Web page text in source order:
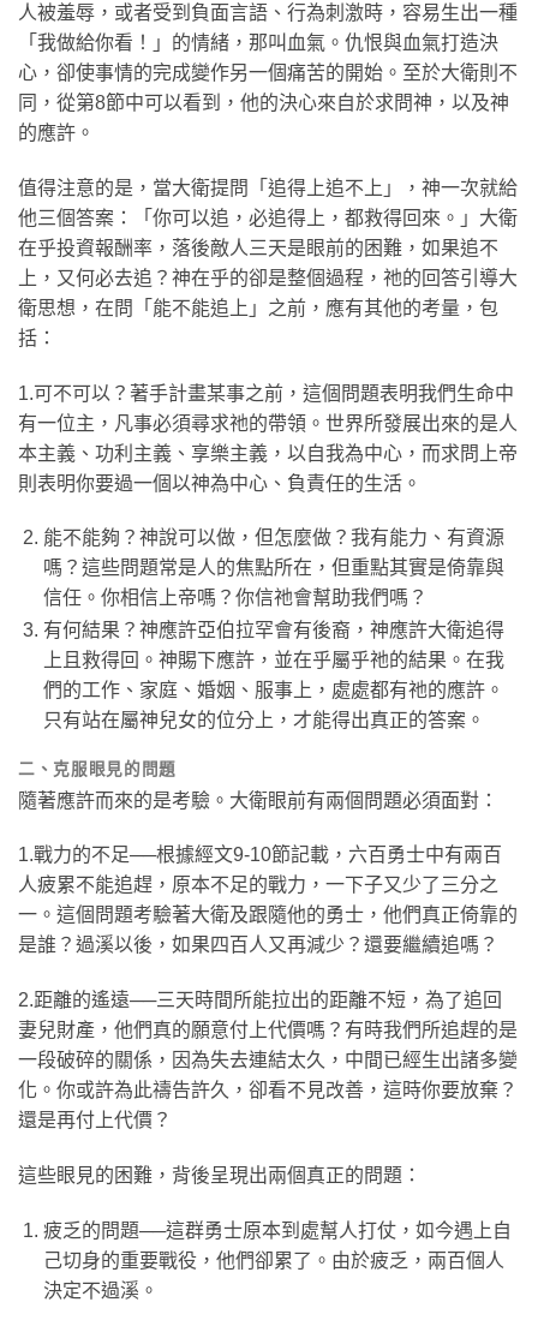
人被羞辱，或者受到負面言語、行為刺激時，容易生出一種
「我做給你看！」的情緒，那叫血氣。仇恨與血氣打造決
心，卻使事情的完成變作另一個痛苦的開始。至於大衛則不
同，從第8節中可以看到，他的決心來自於求問神，以及神
的應許。
值得注意的是，當大衛提問「追得上追不上」，神一次就給
他三個答案：「你可以追，必追得上，都救得回來。」大衛
在乎投資報酬率，落後敵人三天是眼前的困難，如果追不
上，又何必去追？神在乎的卻是整個過程，祂的回答引導大
衛思想，在問「能不能追上」之前，應有其他的考量，包
括：
1.可不可以？著手計畫某事之前，這個問題表明我們生命中
有一位主，凡事必須尋求祂的帶領。世界所發展出來的是人
本主義、功利主義、享樂主義，以自我為中心，而求問上帝
則表明你要過一個以神為中心、負責任的生活。
能不能夠？神說可以做，但怎麼做？我有能力、有資源
嗎？這些問題常是人的焦點所在，但重點其實是倚靠與
信任。你相信上帝嗎？你信祂會幫助我們嗎？
有何結果？神應許亞伯拉罕會有後裔，神應許大衛追得
上且救得回。神賜下應許，並在乎屬乎祂的結果。在我
們的工作、家庭、婚姻、服事上，處處都有祂的應許。
只有站在屬神兒女的位分上，才能得出真正的答案。
二、克服眼見的問題
隨著應許而來的是考驗。大衛眼前有兩個問題必須面對：
1.戰力的不足──根據經文9-10節記載，六百勇士中有兩百
人疲累不能追趕，原本不足的戰力，一下子又少了三分之
一。這個問題考驗著大衛及跟隨他的勇士，他們真正倚靠的
是誰？過溪以後，如果四百人又再減少？還要繼續追嗎？
2.距離的遙遠──三天時間所能拉出的距離不短，為了追回
妻兒財產，他們真的願意付上代價嗎？有時我們所追趕的是
一段破碎的關係，因為失去連結太久，中間已經生出諸多變
化。你或許為此禱告許久，卻看不見改善，這時你要放棄？
還是再付上代價？
這些眼見的困難，背後呈現出兩個真正的問題：
疲乏的問題──這群勇士原本到處幫人打仗，如今遇上自
己切身的重要戰役，他們卻累了。由於疲乏，兩百個人
決定不過溪。